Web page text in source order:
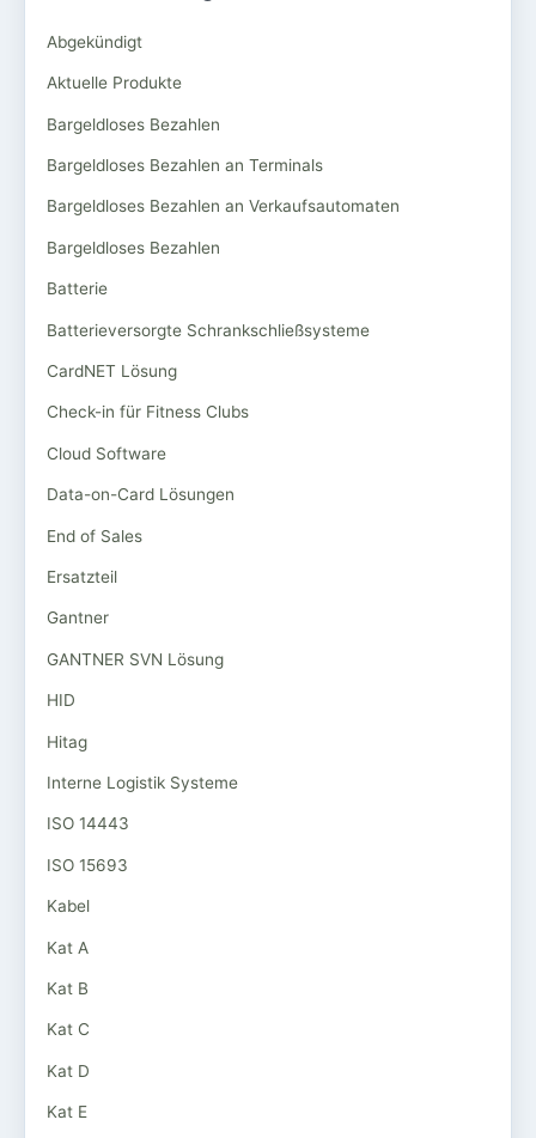
Abgekündigt
Aktuelle Produkte
Bargeldloses Bezahlen
Bargeldloses Bezahlen an Terminals
Bargeldloses Bezahlen an Verkaufsautomaten
Bargeldloses Bezahlen
Batterie
Batterieversorgte Schrankschließsysteme
CardNET Lösung
Check-in für Fitness Clubs
Cloud Software
Data-on-Card Lösungen
End of Sales
Ersatzteil
Gantner
GANTNER SVN Lösung
HID
Hitag
Interne Logistik Systeme
ISO 14443
ISO 15693
Kabel
Kat A
Kat B
Kat C
Kat D
Kat E